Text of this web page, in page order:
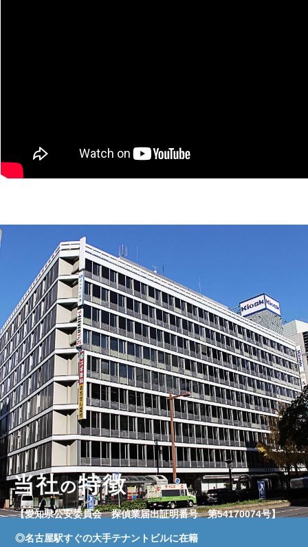
【愛知県公安委員会 探偵業届出証明番号 第54170074号】
◎名古屋駅すぐの大手テナントビルに在籍